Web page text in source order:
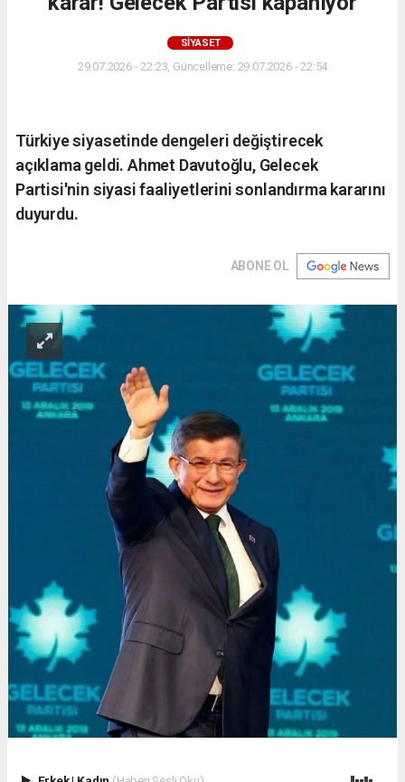
SİYASET
29.07.2026 - 22:23, Güncelleme: 29.07.2026 - 22:54
Türkiye siyasetinde dengeleri değiştirecek
açıklama geldi. Ahmet Davutoğlu, Gelecek
Partisi'nin siyasi faaliyetlerini sonlandırma kararını
duyurdu.
ABONE OL